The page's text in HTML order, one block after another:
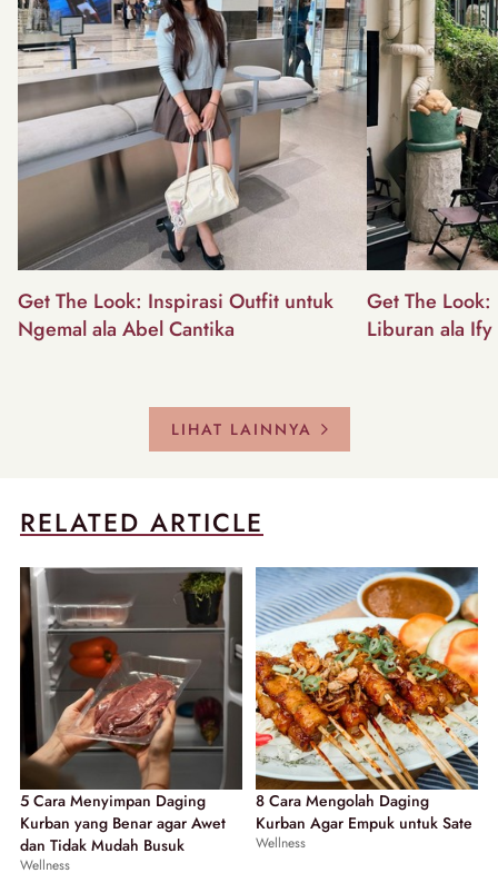
Get The Look: Inspirasi Outfit untuk
Ngemal ala Abel Cantika
Get The
Liburan ala Ify
LIHAT LAINNYA
RELATED ARTICLE
5 Cara Menyimpan Daging
Kurban yang Benar agar Awet
dan Tidak Mudah Busuk
Wellness
8 Cara Mengolah Daging
Kurban Agar Empuk untuk Sate
Wellness